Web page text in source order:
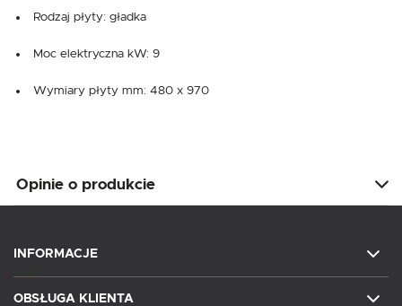
Rodzaj płyty: gładka
Moc elektryczna kW: 9
Wymiary płyty mm: 480 x 970
Opinie o produkcie
INFORMACJE
OBSŁUGA KLIENTA